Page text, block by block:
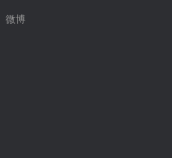
微博